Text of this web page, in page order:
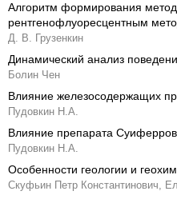
Алгоритм формирования
рентгенофлуоресцентным
Д. В. Грузенкин
Динамический анализ
Болин Чен
Влияние железосодержащих
Пудовкин Н.А.
Влияние препарата
Пудовкин Н.А.
Особенности геологии и
Скуфьин Петр Константинович,